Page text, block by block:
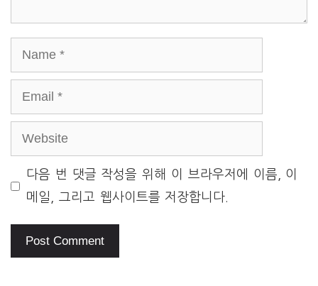
Name
Email
Website
다음 번 댓글 작성을 위해 이 브라우저에 이름, 이
메일, 그리고 웹사이트를 저장합니다.